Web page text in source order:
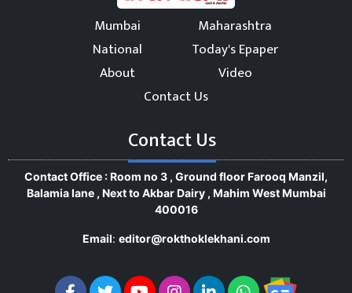
Mumbai
Maharashtra
National
Today's Epaper
About
Video
Contact Us
Contact Us
Contact Office : Room no 3 , Ground floor Farooq Manzil,
Balamia lane , Next to Akbar Dairy , Mahim West Mumbai
400016
Email: editor@rokthoklekhani.com